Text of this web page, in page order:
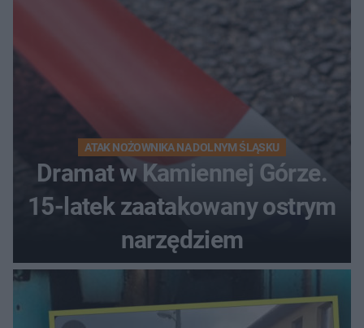
ATAK NOŻOWNIKA NA DOLNYM ŚLĄSKU
Dramat w Kamiennej Górze.
15-latek zaatakowany ostrym
narzędziem